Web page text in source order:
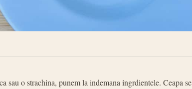
sau o strachina, punem la indemana ingrdientele. Ceapa se